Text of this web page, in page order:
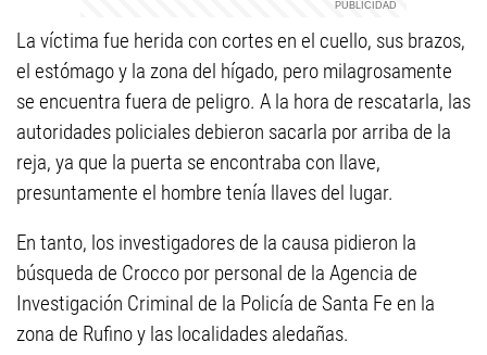
La víctima fue herida con cortes en el cuello, sus brazos,
el estómago y la zona del hígado, pero milagrosamente
se encuentra fuera de peligro. A la hora de rescatarla, las
autoridades policiales debieron sacarla por arriba de la
reja, ya que la puerta se encontraba con llave,
presuntamente el hombre tenía llaves del lugar.
En tanto, los investigadores de la causa pidieron la
búsqueda de Crocco por personal de la Agencia de
Investigación Criminal de la Policía de Santa Fe en la
zona de Rufino y las localidades aledañas.